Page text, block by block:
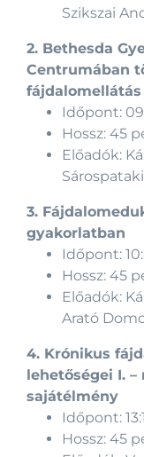
Szikszai
2. Bethesda
Centrumában
Időpont:
Hossz: 45
Előadók:
3.
gyakorlatban
Időpont:
Hossz: 45
Előadók:
Arató
4. Krónikus
lehetőségei I.
sajátélmény
Időpont:
Hossz: 45